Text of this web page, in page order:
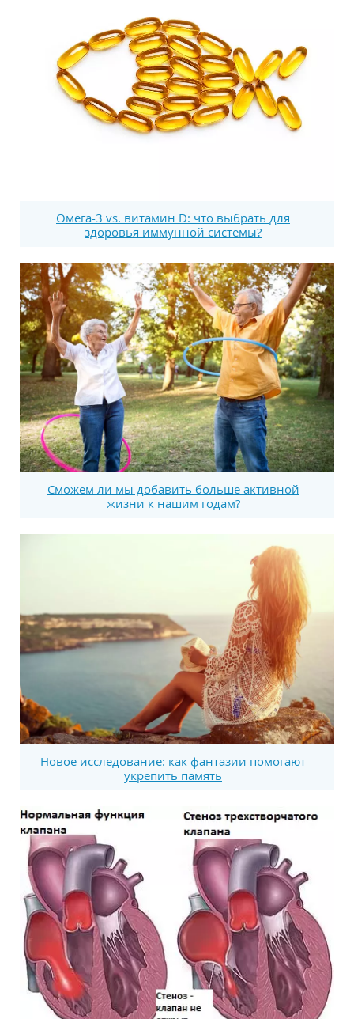
Омега-3 vs. витамин D: что выбрать для
здоровья иммунной системы?
Сможем ли мы добавить больше активной
жизни к нашим годам?
Новое исследование: как фантазии помогают
укрепить память